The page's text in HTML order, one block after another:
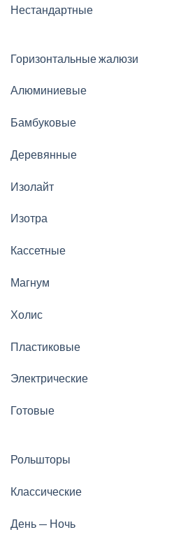
Нестандартные
Горизонтальные жалюзи
Алюминиевые
Бамбуковые
Деревянные
Изолайт
Изотра
Кассетные
Магнум
Холис
Пластиковые
Электрические
Готовые
Рольшторы
Классические
День — Ночь